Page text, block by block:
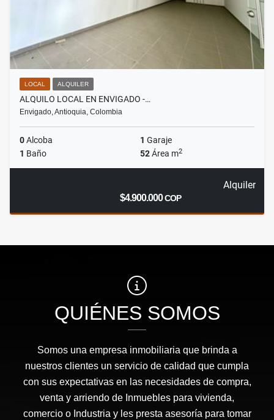
LOCAL ALQUILER
ALQUILO LOCAL EN ENVIGADO -…
Envigado, Antioquia, Colombia
0Alcoba 1 Garaje
1 Baño 52Área m2
Alquiler
$4.900.000COP
QUIÉNES SOMOS
Somos una empresa inmobiliaria que brinda a
nuestros clientes un servicio de calidad que cumpla
con sus expectativas en las necesidades de compra,
venta y arriendo de Inmuebles para vivienda,
comercio o Industria y les presta asesoría para tomar